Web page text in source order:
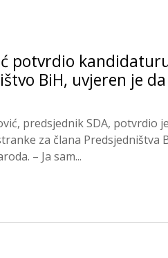
potvrdio
BiH, uvjeren je
predsjednik SDA, potvrdio
za člana Predsjedništva
– Ja sam...